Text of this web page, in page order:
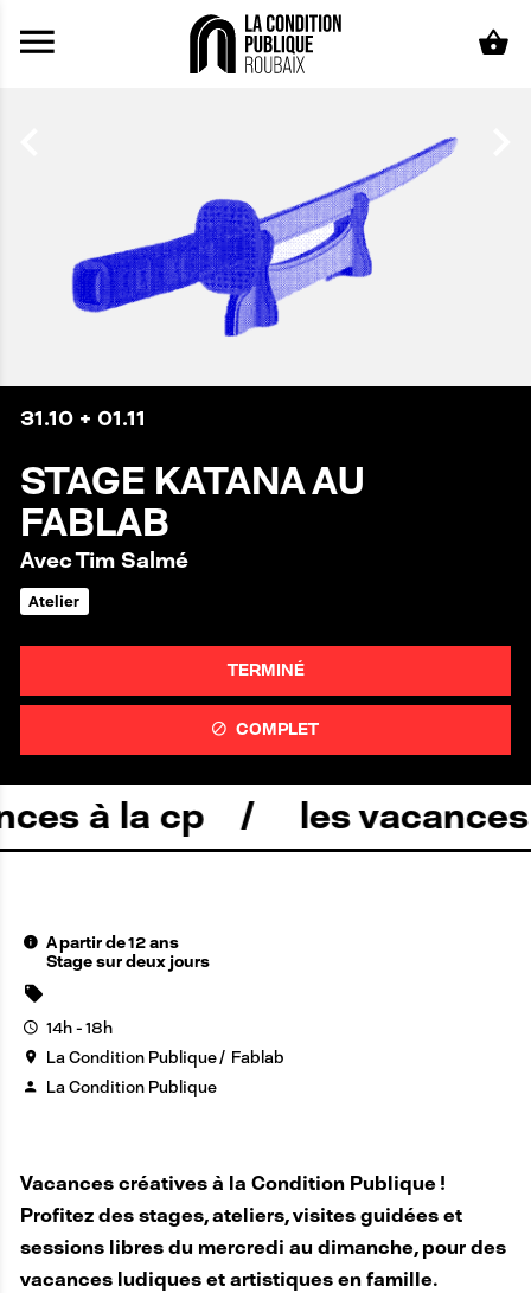
Aller au contenu principal
31.10 + 01.11
STAGE KATANA AU
FABLAB
Avec Tim Salmé
Atelier
TERMINÉ
COMPLET
à la cp les vacances
A partir de 12 ans
Stage sur deux jours
14h - 18h
La Condition Publique
Fablab
La Condition Publique
Vacances créatives à la Condition Publique !
Profitez des stages, ateliers, visites guidées et
sessions libres du mercredi au dimanche, pour des
vacances ludiques et artistiques en famille.